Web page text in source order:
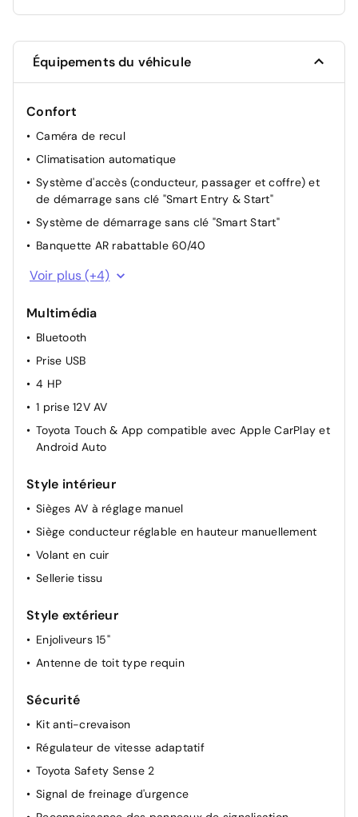
Équipements du véhicule
Confort
Caméra de recul
Climatisation automatique
Système d'accès (conducteur, passager et coffre) et
de démarrage sans clé "Smart Entry & Start"
Système de démarrage sans clé "Smart Start"
Banquette AR rabattable 60/40
Détecteur de pluie
Frein de stationnement électrique
Direction assistée électrique
Voir plus (+4)
Multimédia
Bluetooth
Prise USB
4 HP
1 prise 12V AV
Toyota Touch & App compatible avec Apple CarPlay et
Android Auto
Style intérieur
Sièges AV à réglage manuel
Siège conducteur réglable en hauteur manuellement
Volant en cuir
Sellerie tissu
Style extérieur
Enjoliveurs 15"
Antenne de toit type requin
Sécurité
Kit anti-crevaison
Régulateur de vitesse adaptatif
Toyota Safety Sense 2
Signal de freinage d'urgence